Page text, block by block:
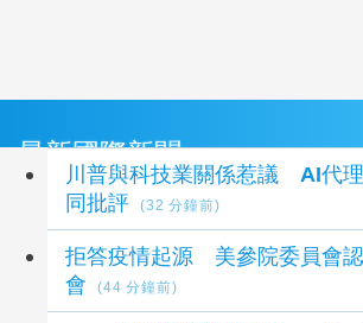
最新國際新聞
川普與科技業關係惹議 AI代
同批評
(32 分鐘前)
拒答疫情起源 美參院委員會
會
(44 分鐘前)